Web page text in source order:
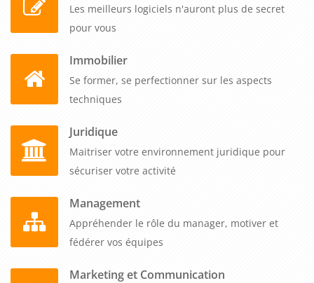
Les meilleurs logiciels n'auront plus de secret
pour vous
Immobilier
Se former, se perfectionner sur les aspects
techniques
Juridique
Maitriser votre environnement juridique pour
sécuriser votre activité
Management
Appréhender le rôle du manager, motiver et
fédérer vos équipes
Marketing et Communication